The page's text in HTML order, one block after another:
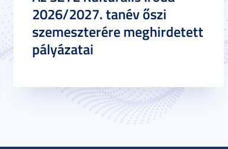
2026/2027. tanév őszi
szemeszterére meghirdetett
pályázatai